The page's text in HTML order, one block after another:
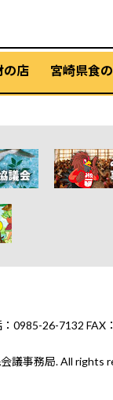
の店 宮崎県食
0985-26-7132 FAX
議事務局. All rights